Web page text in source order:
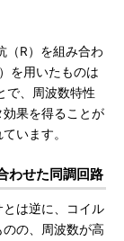
R）を組み合わ
を用いたものは
で、周波数特性
果を得ることが
います。
わせた同調回路
は逆に、コイル
の、周波数が高